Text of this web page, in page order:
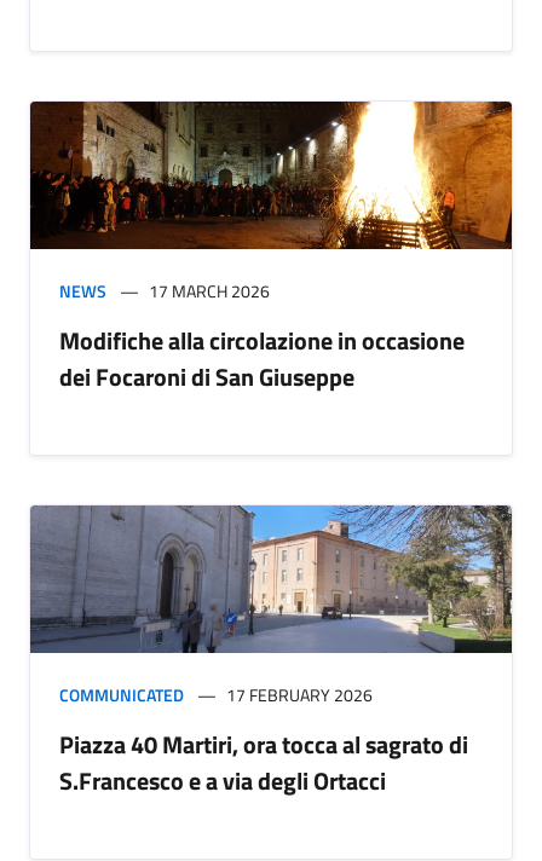
NEWS 17 MARCH 2026
Modifiche alla circolazione in occasione
dei Focaroni di San Giuseppe
COMMUNICATED 17 FEBRUARY 2026
Piazza 40 Martiri, ora tocca al sagrato di
S.Francesco e a via degli Ortacci